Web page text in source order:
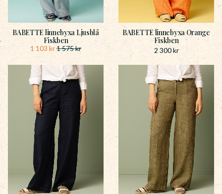
BABETTE linnebyxa Ljusblå
Fiskben
1 103 kr1 575kr
BABETTE linnebyxa Orange
Fiskben
2 300kr